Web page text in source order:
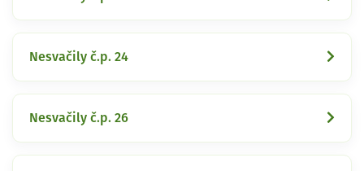
Nesvačily č.p. 24
Nesvačily č.p. 26